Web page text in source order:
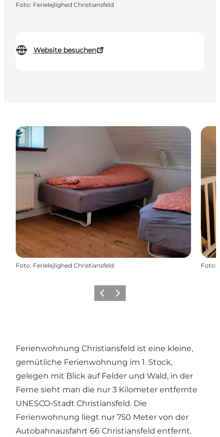
Website besuchen
Foto: Ferielejlighed Christiansfeld
Foto: Ferielejlighed Christiansfeld Foto:
ZurückWeiter
Ferienwohnung Christiansfeld ist eine kleine,
gemütliche Ferienwohnung im 1. Stock,
gelegen mit Blick auf Felder und Wald, in der
Ferne sieht man die nur 3 Kilometer entfernte
UNESCO-Stadt Christiansfeld. Die
Ferienwohnung liegt nur 750 Meter von der
Autobahnausfahrt 66 Christiansfeld entfernt.